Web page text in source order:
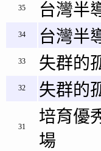
35 台灣半
34 台灣半
33 失群的
32 失群的
31
培育優
場